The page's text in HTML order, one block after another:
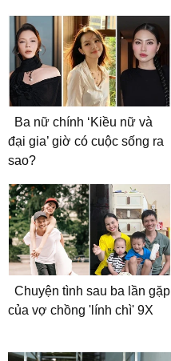
Ba nữ chính ‘Kiều nữ và
đại gia’ giờ có cuộc sống ra
sao?
Chuyện tình sau ba lần gặp
của vợ chồng 'lính chì' 9X